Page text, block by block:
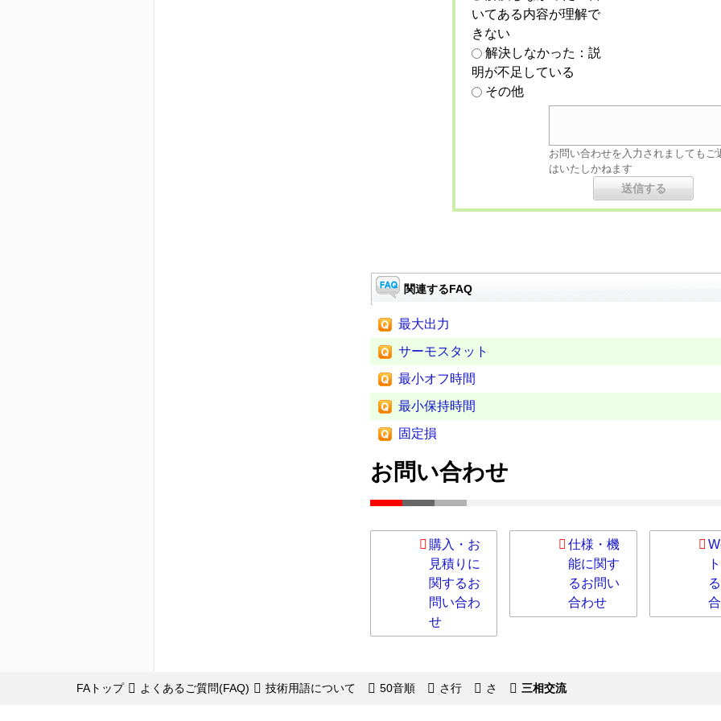
いてある内容が理解で
きない
解決しなかった：説
明が不足している
その他
お問い合わせを入力されましてもご
はいたしかねます
関連するFAQ
最大出力
サーモスタット
最小オフ時間
最小保持時間
固定損
お問い合わせ
購入・お
見積りに
関するお
問い合わ
せ
仕様・機
能に関す
るお問い
合わせ
FAトップ よくあるご質問(FAQ) 技術用語について 50音順 さ行 さ 三相交流